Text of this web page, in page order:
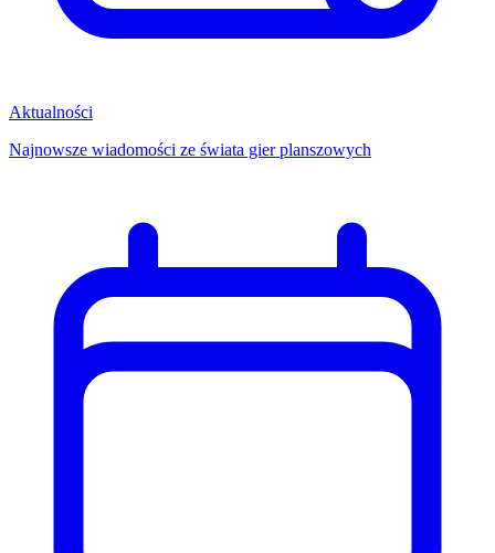
Aktualności
Najnowsze wiadomości ze świata gier planszowych